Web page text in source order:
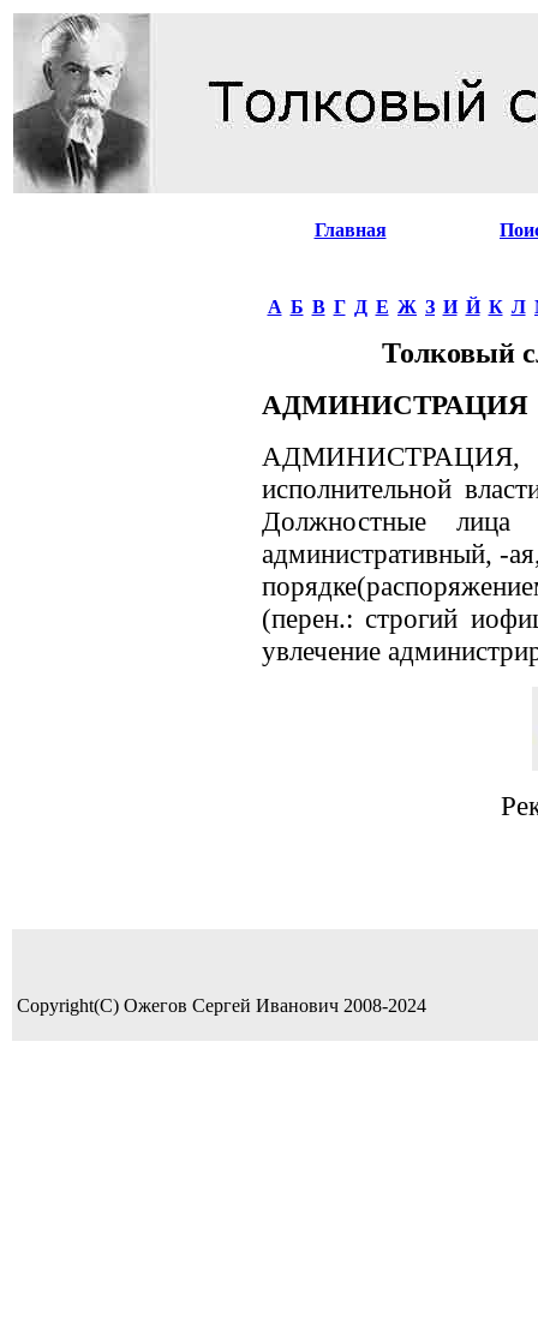
Главная
А Б В Г Д Е Ж З И Й К Л
Толковый
АДМИНИСТРАЦИЯ
АДМИНИСТРАЦИЯ,
исполнительной
Должностные лица
административный, -
(перен.: строгий
увлечение
Copyright(C) Ожегов Сергей Иванович 2008-2024